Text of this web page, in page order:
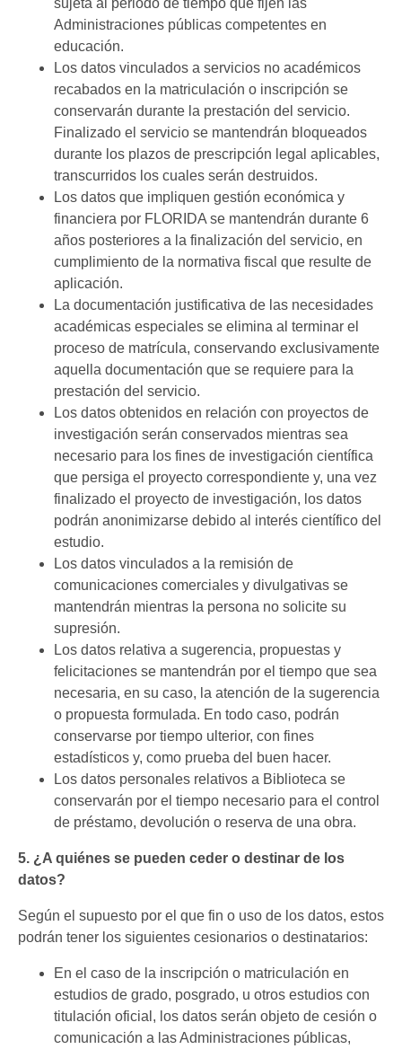
sujeta al periodo de tiempo que fijen las
Administraciones públicas competentes en
educación.
Los datos vinculados a servicios no académicos
recabados en la matriculación o inscripción se
conservarán durante la prestación del servicio.
Finalizado el servicio se mantendrán bloqueados
durante los plazos de prescripción legal aplicables,
transcurridos los cuales serán destruidos.
Los datos que impliquen gestión económica y
financiera por FLORIDA se mantendrán durante 6
años posteriores a la finalización del servicio, en
cumplimiento de la normativa fiscal que resulte de
aplicación.
La documentación justificativa de las necesidades
académicas especiales se elimina al terminar el
proceso de matrícula, conservando exclusivamente
aquella documentación que se requiere para la
prestación del servicio.
Los datos obtenidos en relación con proyectos de
investigación serán conservados mientras sea
necesario para los fines de investigación científica
que persiga el proyecto correspondiente y, una vez
finalizado el proyecto de investigación, los datos
podrán anonimizarse debido al interés científico del
estudio.
Los datos vinculados a la remisión de
comunicaciones comerciales y divulgativas se
mantendrán mientras la persona no solicite su
supresión.
Los datos relativa a sugerencia, propuestas y
felicitaciones se mantendrán por el tiempo que sea
necesaria, en su caso, la atención de la sugerencia
o propuesta formulada. En todo caso, podrán
conservarse por tiempo ulterior, con fines
estadísticos y, como prueba del buen hacer.
Los datos personales relativos a Biblioteca se
conservarán por el tiempo necesario para el control
de préstamo, devolución o reserva de una obra.
5. ¿A quiénes se pueden ceder o destinar de los
datos?
Según el supuesto por el que fin o uso de los datos, estos
podrán tener los siguientes cesionarios o destinatarios:
En el caso de la inscripción o matriculación en
estudios de grado, posgrado, u otros estudios con
titulación oficial, los datos serán objeto de cesión o
comunicación a las Administraciones públicas,